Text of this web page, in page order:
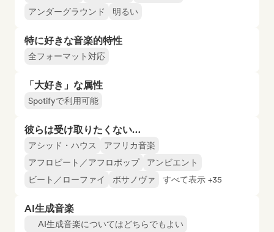
アンダーグラウンド
明るい
特に好きな音楽的特性
全フォーマット対応
「大好き」な属性
Spotifyで利用可能
彼らは受け取りたくない…
アシッド・ハウス
アフリカ音楽
アフロビート／アフロポップ
アンビエント
ビート／ローファイ
ボサノヴァ すべて表示 +35
AI生成音楽
AI生成音楽についてはどちらでもよい